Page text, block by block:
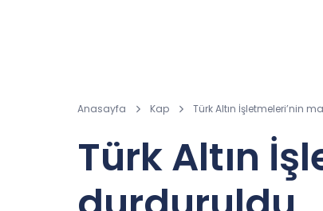
Anasayfa Kap Türk Altın İşletmeleri’nin
Türk Altın